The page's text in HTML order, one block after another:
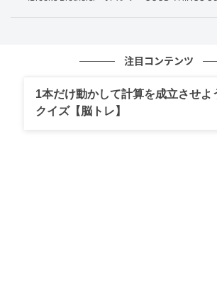
注目コンテンツ
1本だけ動かして計算を成立させよ
クイズ【脳トレ】